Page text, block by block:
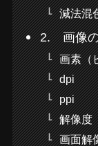
減法混
2. 画像の
画素（
dpi
ppi
解像度
画面解